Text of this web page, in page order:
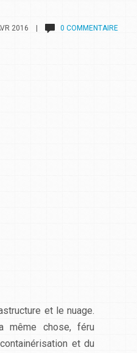
2016 | 0 COMMENTAIRE
et le nuage.
même chose, féru
et du